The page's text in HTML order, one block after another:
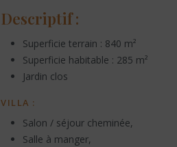
Descriptif :
Superficie terrain : 840 m²
Superficie habitable : 285 m²
Jardin clos
VILLA :
Salon / séjour cheminée,
Salle à manger,